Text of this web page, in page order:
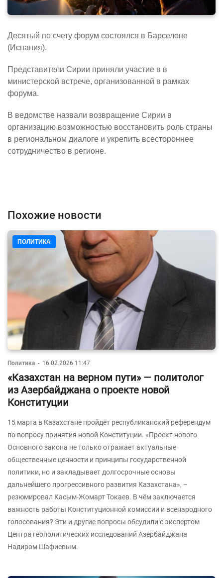
Десятый по счету форум состоялся в Барселоне
(Испания).
Представители Сирии приняли участие в в
министерской встрече, организованной в рамках
форума.
В ведомстве назвали возвращение Сирии в
организацию возможностью восстановить роль страны
в региональном диалоге и укрепить всестороннее
сотрудничество в регионе.
Похожие новости
ПОЛИТИКА
Политика - 16.02.2026 11:47
«Казахстан на верном пути» — политолог
из Азербайджана о проекте новой
Конституции
15 марта в Казахстане пройдёт республиканский референдум
по вопросу принятия новой Конституции. «Проект нового
Основного закона не только отражает актуальные
общественные ценности и принципы государственной
политики, но и закладывает долгосрочные основы
дальнейшего прогрессивного развития Казахстана», –
резюмировал Касым-Жомарт Токаев. В чём заключается
важность работы Конституционной комиссии и всенародного
голосования? Эти и другие вопросы обсудили с экспертом
Центра геополитических исследований Азербайджана
Надиром Шафиевым.